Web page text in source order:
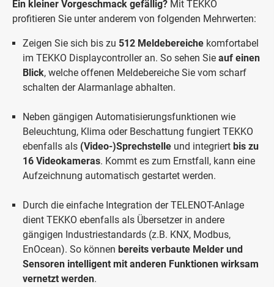
Ein kleiner Vorgeschmack gefällig? Mit TEKKO
profitieren Sie unter anderem von folgenden Mehrwerten:
Zeigen Sie sich bis zu 512 Meldebereiche komfortabel
im TEKKO Displaycontroller an. So sehen Sie auf einen
Blick, welche offenen Meldebereiche Sie vom scharf
schalten der Alarmanlage abhalten.
Neben gängigen Automatisierungsfunktionen wie
Beleuchtung, Klima oder Beschattung fungiert TEKKO
ebenfalls als (Video-)Sprechstelle und integriert bis zu
16 Videokameras. Kommt es zum Ernstfall, kann eine
Aufzeichnung automatisch gestartet werden.
Durch die einfache Integration der TELENOT-Anlage
dient TEKKO ebenfalls als Übersetzer in andere
gängigen Industriestandards (z.B. KNX, Modbus,
EnOcean). So können bereits verbaute Melder und
Sensoren intelligent mit anderen Funktionen wirksam
vernetzt werden.